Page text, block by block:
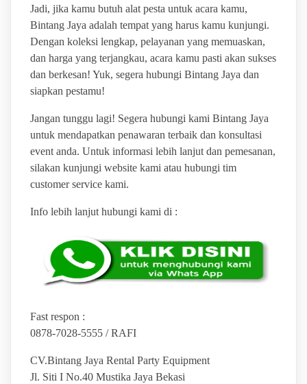
Jadi, jika kamu butuh alat pesta untuk acara kamu,
Bintang Jaya adalah tempat yang harus kamu kunjungi.
Dengan koleksi lengkap, pelayanan yang memuaskan,
dan harga yang terjangkau, acara kamu pasti akan sukses
dan berkesan! Yuk, segera hubungi Bintang Jaya dan
siapkan pestamu!
Jangan tunggu lagi! Segera hubungi kami Bintang Jaya
untuk mendapatkan penawaran terbaik dan konsultasi
event anda. Untuk informasi lebih lanjut dan pemesanan,
silakan kunjungi website kami atau hubungi tim
customer service kami.
Info lebih lanjut hubungi kami di :
Fast respon :
0878-7028-5555 / RAFI
CV.Bintang Jaya Rental Party Equipment
Jl. Siti I No.40 Mustika Jaya Bekasi